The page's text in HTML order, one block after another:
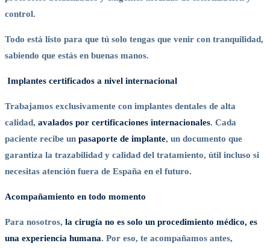
control.
Todo está listo para que tú solo tengas que venir con tranquilidad,
sabiendo que estás en buenas manos.
Implantes certificados a nivel internacional
Trabajamos exclusivamente con implantes dentales de alta
calidad, avalados por certificaciones internacionales. Cada
paciente recibe un pasaporte de implante, un documento que
garantiza la trazabilidad y calidad del tratamiento, útil incluso si
necesitas atención fuera de España en el futuro.
Acompañamiento en todo momento
Para nosotros, la cirugía no es solo un procedimiento médico, es
una experiencia humana. Por eso, te acompañamos antes,